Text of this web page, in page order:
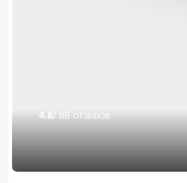
4.8/ 85 отзывов